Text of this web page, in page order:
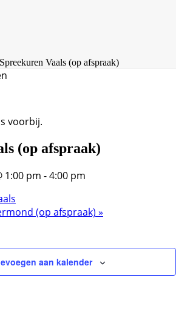
Spreekuren Vaals (op afspraak)
voorbij.
(op afspraak)
1:00 pm -4:00 pm
(op afspraak) »
aan kalender